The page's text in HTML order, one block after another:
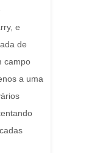
e
de
campo
a uma